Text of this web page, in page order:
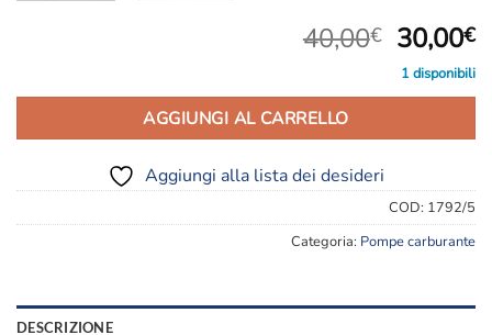
40,00€ Il
prezzo
40,00€.
30,00€Il
1 disponibili
AGGIUNGI AL CARRELLO
Aggiungi alla lista dei desideri
COD: 1792/5
Categoria: Pompe carburante
DESCRIZIONE